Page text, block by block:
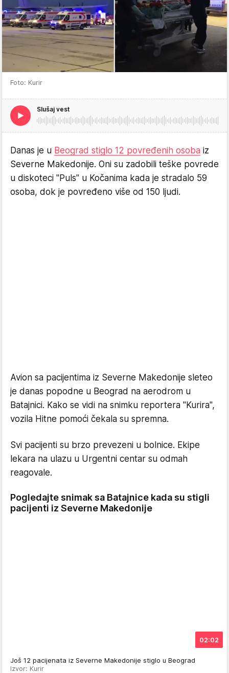
Foto: Kurir
Slušaj vest
Danas je u Beograd stiglo 12 povređenih osoba iz
Severne Makedonije. Oni su zadobili teške povrede
u diskoteci "Puls" u Kočanima kada je stradalo 59
osoba, dok je povređeno više od 150 ljudi.
Avion sa pacijentima iz Severne Makedonije sleteo
je danas popodne u Beograd na aerodrom u
Batajnici. Kako se vidi na snimku reportera "Kurira",
vozila Hitne pomoći čekala su spremna.
Svi pacijenti su brzo prevezeni u bolnice. Ekipe
lekara na ulazu u Urgentni centar su odmah
reagovale.
Pogledajte snimak sa Batajnice kada su stigli
pacijenti iz Severne Makedonije
02:02
Još 12 pacijenata iz Severne Makedonije stiglo u Beograd
Izvor: Kurir